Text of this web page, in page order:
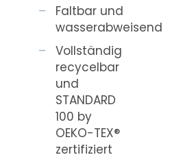
Faltbar und
wasserabweisend
Vollständig
recycelbar
und
STANDARD
100 by
OEKO-TEX®
zertifiziert